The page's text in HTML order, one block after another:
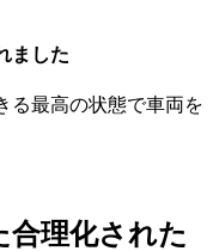
ました
る最高の状態で車両を
合理化された